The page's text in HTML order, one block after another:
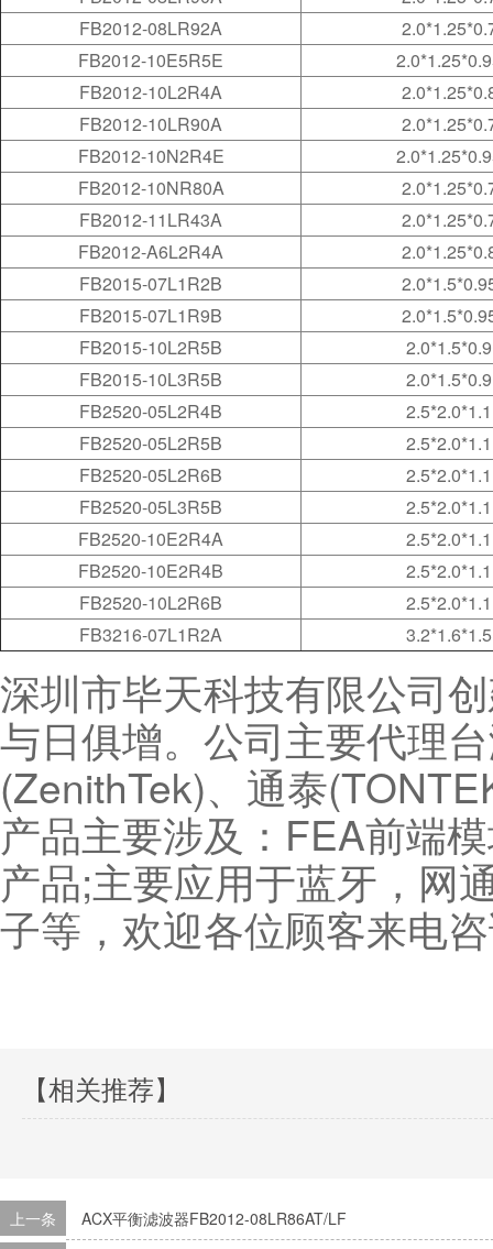
FB2012-08LR92A
FB2012-10E5R5E
FB2012-10L2R4A
FB2012-10LR90A
FB2012-10N2R4E
FB2012-10NR80A
FB2012-11LR43A
FB2012-A6L2R4A
FB2015-07L1R2B
FB2015-07L1R9B
FB2015-10L2R5B
2.0*1.5*0.9
FB2015-10L3R5B
2.0*1.5*0.9
FB2520-05L2R4B
2.5*2.0*1.1
FB2520-05L2R5B
2.5*2.0*1.1
FB2520-05L2R6B
2.5*2.0*1.1
FB2520-05L3R5B
2.5*2.0*1.1
FB2520-10E2R4A
2.5*2.0*1.1
FB2520-10E2R4B
2.5*2.0*1.1
FB2520-10L2R6B
2.5*2.0*1.1
FB3216-07L1R2A
3.2*1.6*1.5
深圳市毕天科技有限公司
与日俱增。公司主要代理
(ZenithTek)、通泰
产品主要涉及：FEA前端
产品;主要应用于蓝牙，网
子等，欢迎各位顾客来电
【相关推荐】
上一条 ACX平衡滤波器FB2012-08LR86AT/LF